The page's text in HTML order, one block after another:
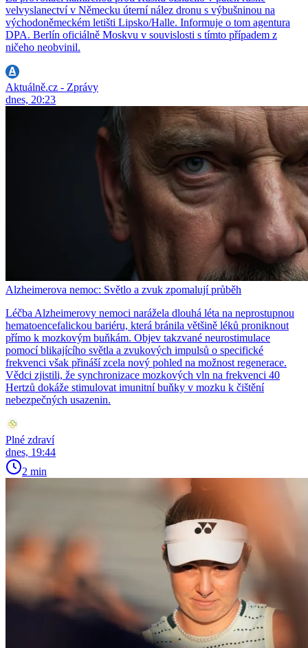
velvyslanectví v Německu úterní nález dronu s výbušninou na
východoněmeckém letišti Lipsko/Halle. Informuje o tom agentura
DPA. Berlín oficiálně Moskvu v souvislosti s tímto případem z
ničeho neobvinil.
Aktuálně.cz - Zprávy
dnes, 20:23
Alzheimerova nemoc: Světlo a zvuk zpomalují průběh
Léčba Alzheimerovy nemoci narážela dlouhá léta na neprostupnou
hematoencefalickou bariéru, která bránila většině léků proniknout
přímo k mozkovým buňkám. Objev takzvané neurostimulace
pomocí blikajícího světla a zvukových impulsů o specifické
frekvenci však přináší zcela nový pohled na možnost regenerace.
Vědci zjistili, že synchronizace mozkových vln na frekvenci 40
Hertzů dokáže stimulovat imunitní buňky v mozku k čištění
nebezpečných usazenin.
Plné zdraví
dnes, 19:44
2 min